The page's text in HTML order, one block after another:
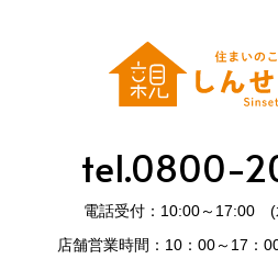
tel.0800-
電話受付：10:00～17:00 (
店舗営業時間：10：00～17：